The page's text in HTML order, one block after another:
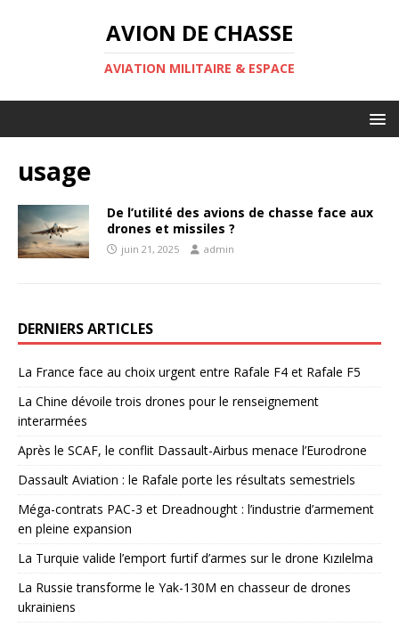
AVION DE CHASSE
AVIATION MILITAIRE & ESPACE
usage
De l’utilité des avions de chasse face aux
drones et missiles ?
juin 21, 2025 admin
DERNIERS ARTICLES
La France face au choix urgent entre Rafale F4 et Rafale F5
La Chine dévoile trois drones pour le renseignement
interarmées
Après le SCAF, le conflit Dassault-Airbus menace l’Eurodrone
Dassault Aviation : le Rafale porte les résultats semestriels
Méga-contrats PAC-3 et Dreadnought : l’industrie d’armement
en pleine expansion
La Turquie valide l’emport furtif d’armes sur le drone Kızılelma
La Russie transforme le Yak-130M en chasseur de drones
ukrainiens